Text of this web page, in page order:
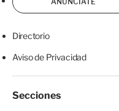
Directorio
Aviso de Privacidad
Secciones